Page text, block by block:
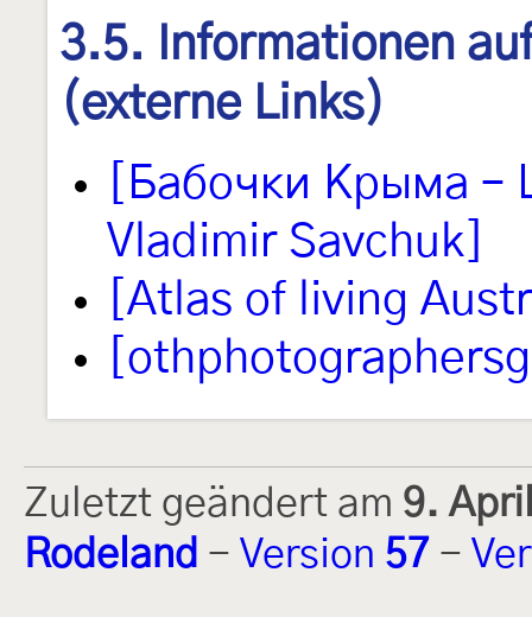
3.5. Informationen
(externe Links)
[Бабочки Крыма –
Vladimir Savchuk]
[Atlas of living
Zuletzt geändert am 9.
Rodeland - Version 57 -